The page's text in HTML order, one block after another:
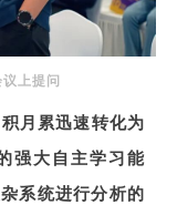
上提问
月累迅速转化为
强大自主学习能
系统进行分析的